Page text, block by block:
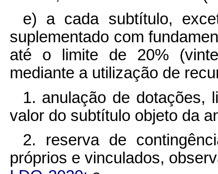
e) a cada subtítulo,
suplementado com
até o limite de 20%
mediante a utilização de
1. anulação de dotações,
valor do subtítulo objeto da
2. reserva de
próprios e vinculados,